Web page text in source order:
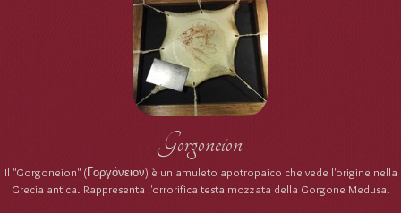
Gorgoneion
Il "Gorgoneion" (Γοργόνειον) è un amuleto apotropaico che vede l'origine nella
Grecia antica. Rappresenta l'orrorifica testa mozzata della Gorgone Medusa.